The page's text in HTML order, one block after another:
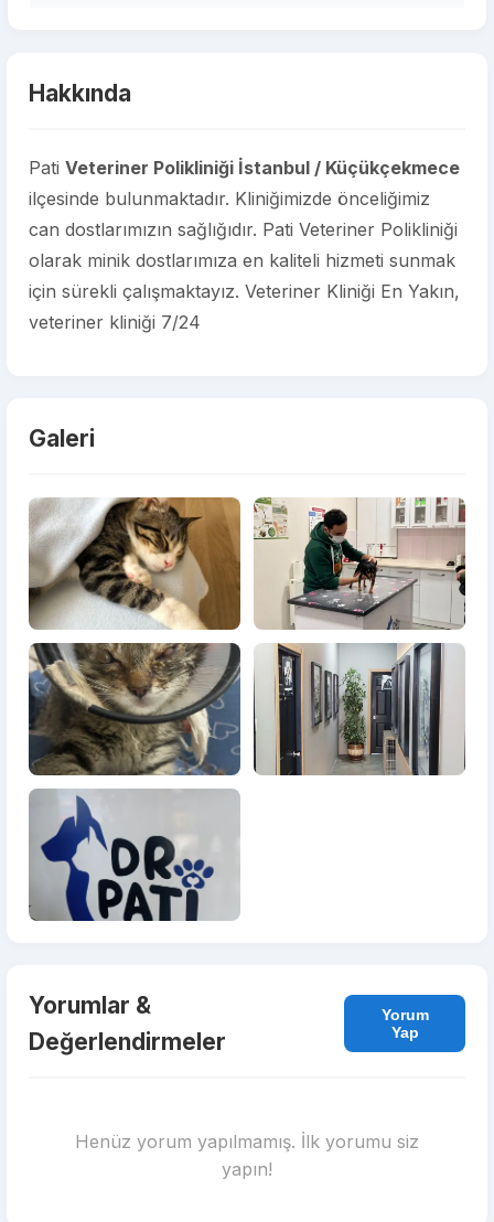
Hakkında
Pati Veteriner Polikliniği İstanbul / Küçükçekmece
ilçesinde bulunmaktadır. Kliniğimizde önceliğimiz
can dostlarımızın sağlığıdır. Pati Veteriner Polikliniği
olarak minik dostlarımıza en kaliteli hizmeti sunmak
için sürekli çalışmaktayız. Veteriner Kliniği En Yakın,
veteriner kliniği 7/24
Galeri
Yorumlar &
Değerlendirmeler
Yorum
Yap
Henüz yorum yapılmamış. İlk yorumu siz
yapın!